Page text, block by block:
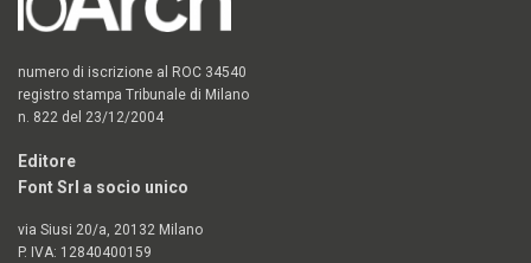
numero di iscrizione al ROC 34540
registro stampa Tribunale di Milano
n. 822 del 23/12/2004
Editore
Font Srl a socio unico
via Siusi 20/a, 20132 Milano
P. IVA: 12840400159